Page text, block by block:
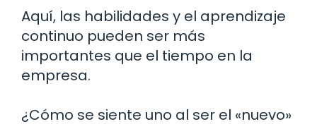
Aquí, las habilidades y el aprendizaje
continuo pueden ser más
importantes que el tiempo en la
empresa.
¿Cómo se siente uno al ser el «nuevo»